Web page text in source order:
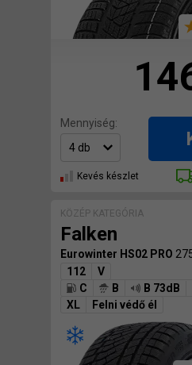
Mennyiség:
Kevés készlet
KÖZÉP KATEGÓRIA
Falken
Eurowinter HS02 PRO
112
V
C
B
B 73dB
XL
Felni védő él